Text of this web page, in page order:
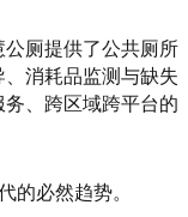
厕提供了公共厕所
消耗品监测与缺失
、跨区域跨平台的
必然趋势。